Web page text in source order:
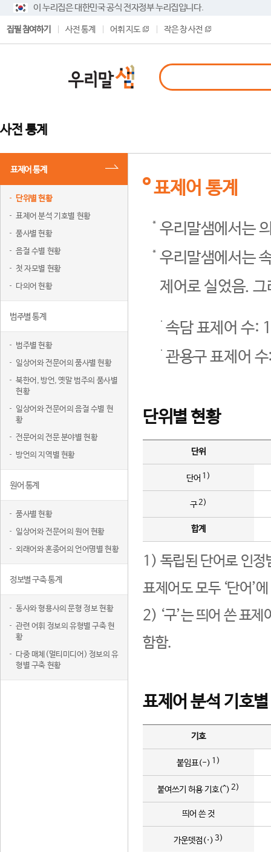
이 누리집은 대한민국 공식 전자정부 누리집입니다.
집필 참여하기 사전 통계 어휘 지도 작은 창 사전
사전 통계
표제어 통계
단위별 현황
표제어 분석 기호별 현황
품사별 현황
음절 수별 현황
첫 자모별 현황
다의어 현황
범주별 통계
범주별 현황
일상어와 전문어의 품사별 현황
북한어, 방언, 옛말 범주의 품사별
현황
일상어와 전문어의 음절 수별 현
황
전문어의 전문 분야별 현황
방언의 지역별 현황
원어 통계
품사별 현황
일상어와 전문어의 원어 현황
외래어와 혼종어의 언어명별 현황
정보별 구축 통계
동사와 형용사의 문형 정보 현황
관련 어휘 정보의 유형별 구축 현
황
다중 매체(멀티미디어) 정보의 유
형별 구축 현황
표제어 통계
우리말샘에서는
우리말샘에서는
제어로 실었음.
속담 표제어 수:
관용구 표제어
단위별 현황
단위
단어 1)
구2)
합계
1) 독립된 단어로 인정
표제어도 모두 ‘단어’
2) ‘구’는 띄어 쓴 표
함함.
표제어 분석 기호
기호
붙임표(-) 1)
붙여쓰기 허용 기호(^) 2)
띄어 쓴 것
가운뎃점(·) 3)